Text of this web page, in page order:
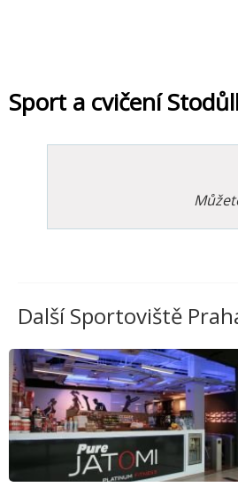
Sport a cvičení
Další Sportoviště